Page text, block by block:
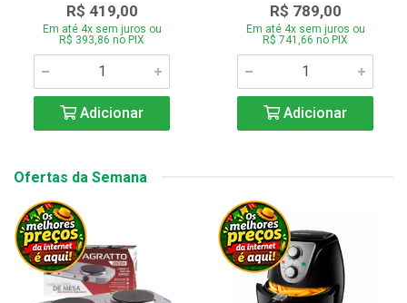
R$ 419,00
Em até 4x sem juros ou
R$ 393,86 no PIX
Adicionar
R$ 789,00
Em até 4x sem juros ou
R$ 741,66 no PIX
Adicionar
Ofertas da Semana